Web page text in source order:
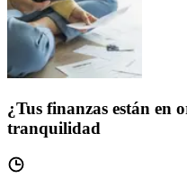
¿Tus finanzas están en
tranquilidad